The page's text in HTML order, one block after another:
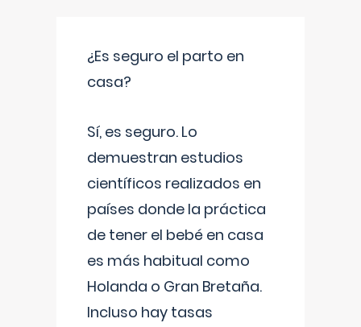
¿Es seguro el parto en
casa?
Sí, es seguro. Lo
demuestran estudios
científicos realizados en
países donde la práctica
de tener el bebé en casa
es más habitual como
Holanda o Gran Bretaña.
Incluso hay tasas